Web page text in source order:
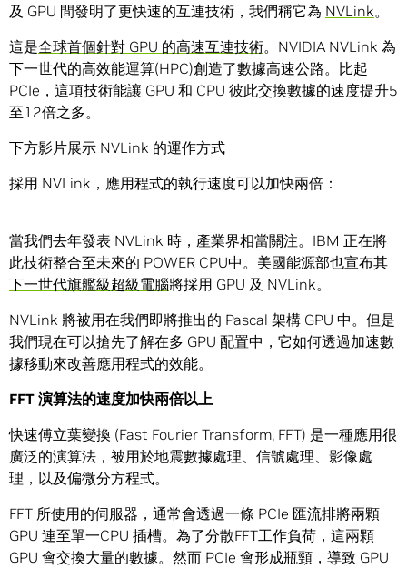
及 GPU 間發明了更快速的互連技術，我們稱它為 NVLink。
這是全球首個針對 GPU 的高速互連技術。NVIDIA NVLink 為
下一世代的高效能運算(HPC)創造了數據高速公路。比起
PCIe，這項技術能讓 GPU 和 CPU 彼此交換數據的速度提升5
至12倍之多。
下方影片展示 NVLink 的運作方式
採用 NVLink，應用程式的執行速度可以加快兩倍：
當我們去年發表 NVLink 時，產業界相當關注。IBM 正在將
此技術整合至未來的 POWER CPU中。美國能源部也宣布其
下一世代旗艦級超級電腦將採用 GPU 及 NVLink。
NVLink 將被用在我們即將推出的 Pascal 架構 GPU 中。但是
我們現在可以搶先了解在多 GPU 配置中，它如何透過加速數
據移動來改善應用程式的效能。
FFT 演算法的速度加快兩倍以上
快速傅立葉變換 (Fast Fourier Transform, FFT) 是一種應用很
廣泛的演算法，被用於地震數據處理、信號處理、影像處
理，以及偏微分方程式。
FFT 所使用的伺服器，通常會透過一條 PCIe 匯流排將兩顆
GPU 連至單一CPU 插槽。為了分散FFT工作負荷，這兩顆
GPU 會交換大量的數據。然而 PCIe 會形成瓶頸，導致 GPU